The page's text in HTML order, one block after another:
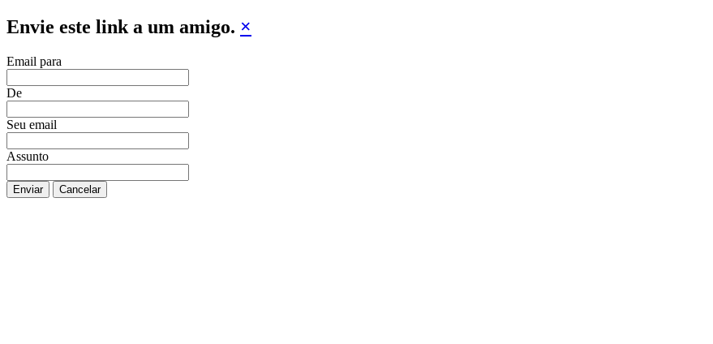
Envie este link a um amigo. ×
Email para
De
Seu email
Assunto
Enviar Cancelar